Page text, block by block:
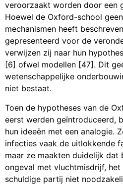
veroorzaakt worden door een
Hoewel de Oxford-school
mechanismen heeft
gepresenteerd voor de
verwijzen zij naar hun
[6] ofwel modellen [47]. Dit
wetenschappelijke
niet bestaat.
Toen de hypotheses van de
eerst werden geïntroduceerd,
hun ideeën met een analogie.
infecties vaak de uitlokkende
maar ze maakten duidelijk dat
ongeval met vluchtmisdrijf,
schuldige partij niet